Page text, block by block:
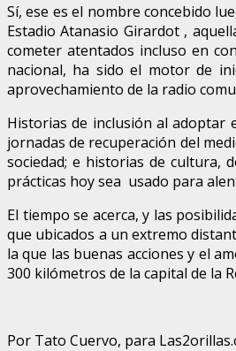
Sí, ese es el nombre concebido
Estadio Atanasio Girardot ,
cometer atentados incluso en
nacional, ha sido el motor de
aprovechamiento de la radio
Historias de inclusión al adoptar
jornadas de recuperación del
sociedad; e historias de cultura,
prácticas hoy sea usado para
El tiempo se acerca, y las
que ubicados a un extremo
la que las buenas acciones y el
300 kilómetros de la capital de la
Por Tato Cuervo, para